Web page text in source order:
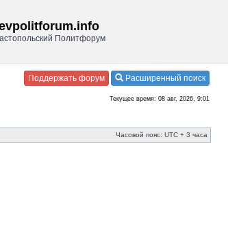
Политфорум
Поддержать форум Расширенный поиск
Текущее время: 08 авг, 2026, 9:01
Часовой пояс: UTC + 3 часа